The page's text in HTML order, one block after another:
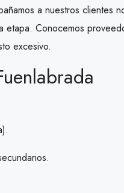
a nuestros clientes
etapa. Conocemos
excesivo.